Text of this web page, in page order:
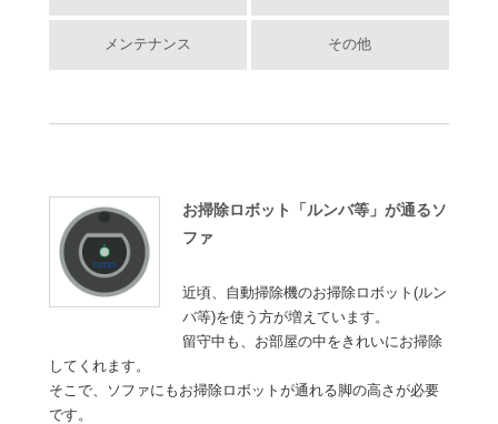
メンテナンス その他
お掃除ロボット「ルンバ等」が通るソ
ファ
近頃、自動掃除機のお掃除ロボット(ルン
バ等)を使う方が増えています。
留守中も、お部屋の中をきれいにお掃除
してくれます。
そこで、ソファにもお掃除ロボットが通れる脚の高さが必要
です。